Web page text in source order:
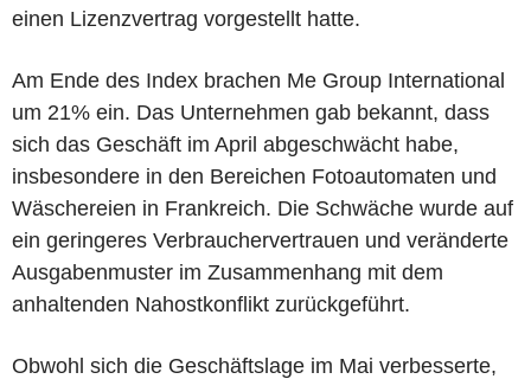
einen Lizenzvertrag vorgestellt hatte.
Am Ende des Index brachen Me Group International
um 21% ein. Das Unternehmen gab bekannt, dass
sich das Geschäft im April abgeschwächt habe,
insbesondere in den Bereichen Fotoautomaten und
Wäschereien in Frankreich. Die Schwäche wurde auf
ein geringeres Verbrauchervertrauen und veränderte
Ausgabenmuster im Zusammenhang mit dem
anhaltenden Nahostkonflikt zurückgeführt.
Obwohl sich die Geschäftslage im Mai verbesserte,